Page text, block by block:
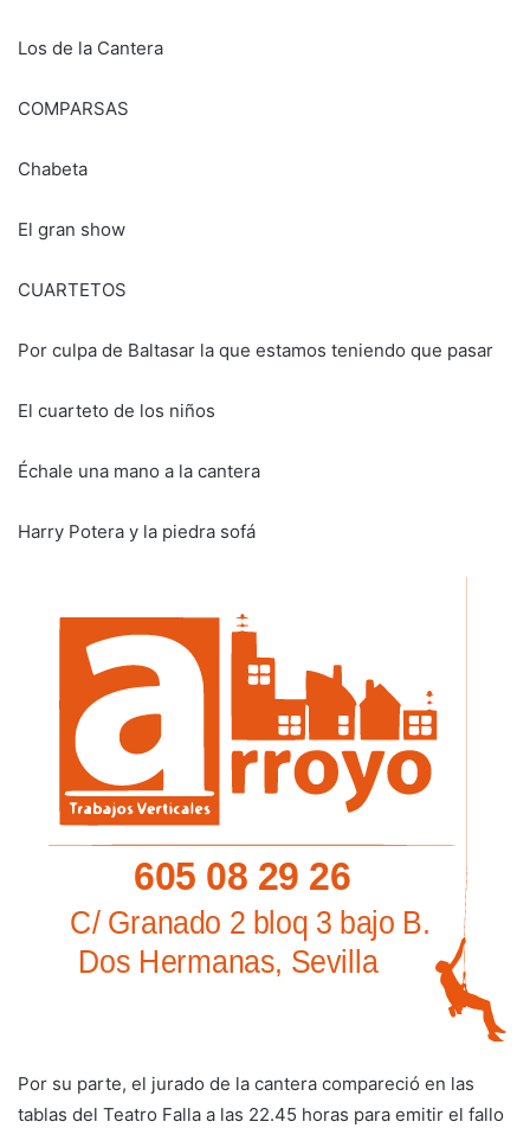
Los de la Cantera
COMPARSAS
Chabeta
El gran show
CUARTETOS
Por culpa de Baltasar la que estamos teniendo que pasar
El cuarteto de los niños
Échale una mano a la cantera
Harry Potera y la piedra sofá
Por su parte, el jurado de la cantera compareció en las
tablas del Teatro Falla a las 22.45 horas para emitir el fallo